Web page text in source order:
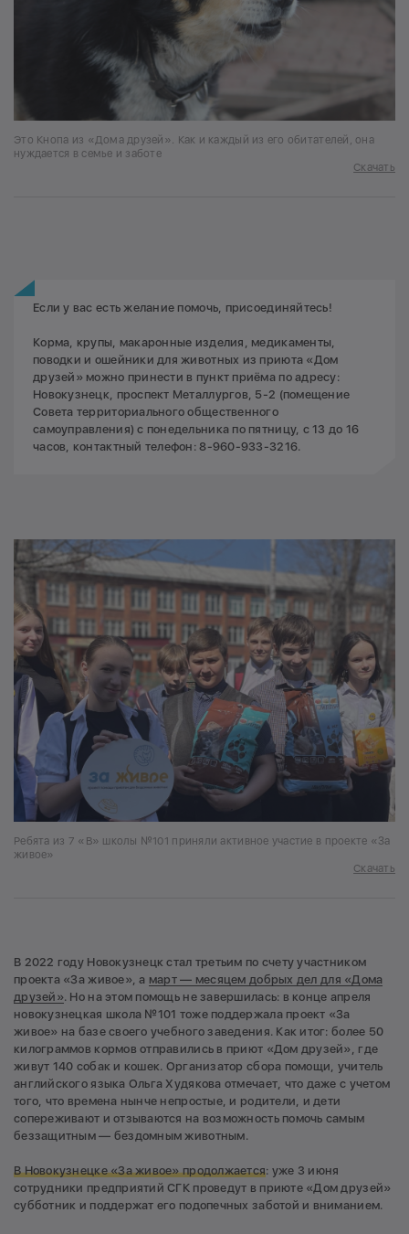
Это Кнопа из «Дома друзей». Как и каждый из его обитателей, она
нуждается в семье и заботе
Скачать
Если у вас есть желание помочь, присоединяйтесь!
Корма, крупы, макаронные изделия, медикаменты,
поводки и ошейники для животных из приюта «Дом
друзей» можно принести в пункт приёма по адресу:
Новокузнецк, проспект Металлургов, 5-2 (помещение
Совета территориального общественного
самоуправления) с понедельника по пятницу, с 13 до 16
часов, контактный телефон: 8-960-933-3216.
Ребята из 7 «В» школы №101 приняли активное участие в проекте «За
живое»
Скачать
В 2022 году Новокузнецк стал третьим по счету участником
проекта «За живое», а март — месяцем добрых дел для «Дома
друзей». Но на этом помощь не завершилась: в конце апреля
новокузнецкая школа №101 тоже поддержала проект «За
живое» на базе своего учебного заведения. Как итог: более 50
килограммов кормов отправились в приют «Дом друзей», где
живут 140 собак и кошек. Организатор сбора помощи, учитель
английского языка Ольга Худякова отмечает, что даже с учетом
того, что времена нынче непростые, и родители, и дети
сопереживают и отзываются на возможность помочь самым
беззащитным — бездомным животным.
В Новокузнецке «За живое» продолжается: уже 3 июня
сотрудники предприятий СГК проведут в приюте «Дом друзей»
субботник и поддержат его подопечных заботой и вниманием.